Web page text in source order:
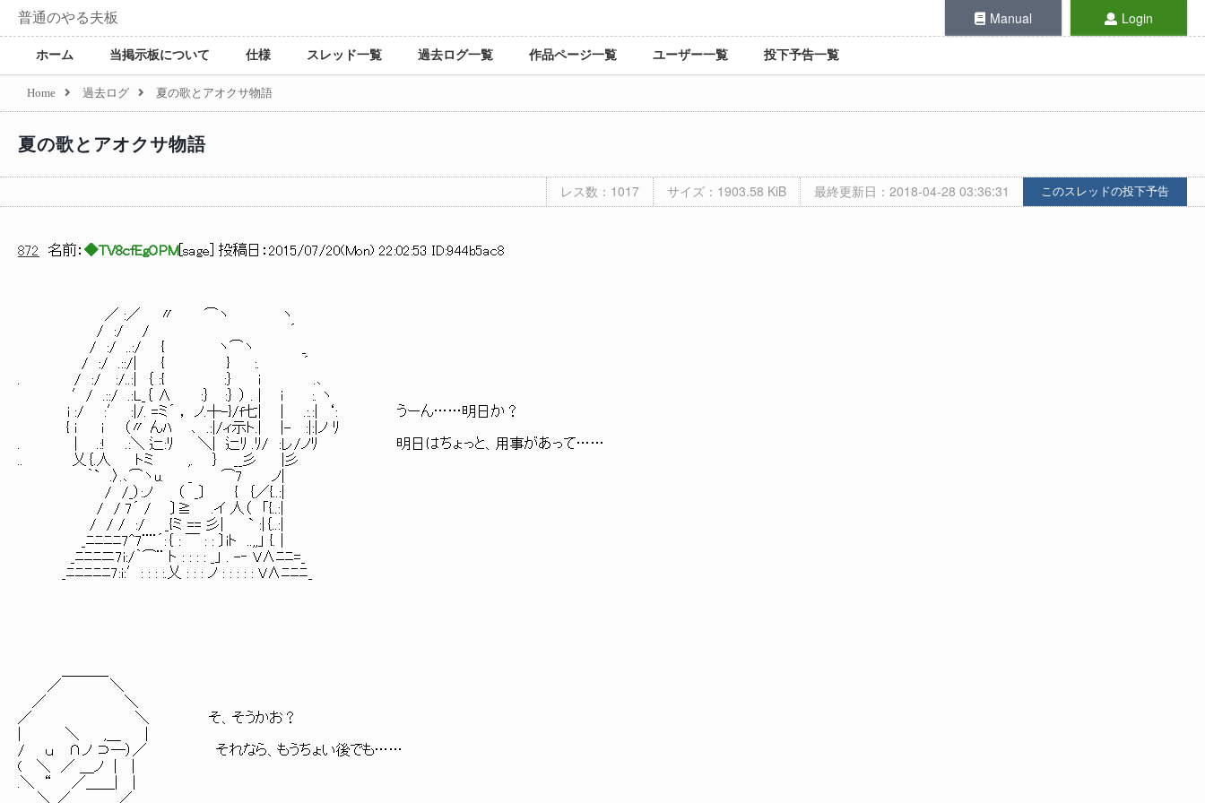
普通のやる夫板 Manual Login
ホーム 当掲示板について 仕様 スレッド一覧 過去ログ一覧 作品ページ一覧 ユーザー一覧 投下予告一覧
Home 過去ログ 夏の歌とアオクサ物語
夏の歌とアオクサ物語
レス数：1017 サイズ：1903.58 KiB 最終更新日：2018-04-28 03:36:31 このスレッドの投下予告
872 名前： ◆TV8cfEgOPM sage ] 投稿日： 2015/07/20(Mon) 22:02:53 ID:944b5ac8
／ :／ 〃 ⌒ヽ ヽ
/ :/ / ´
/ :/ ..:/ { ヽ⌒ヽ _
/ :/ .::/| { } :. ´
. / :/ :/..:| ｛ :{ :｝ i .､
′/ .::/ .:L_｛ ∧ :｝ :｝ ） . | i :. ヽ
i :/ :′ :|/. =ミ´ ， ノ.┼-}/f七| | .:.:| ‘: うーん……明日か？
{ i i （〃 んﾊ ､ .:|/ィ示ト.| |- :|:|ノ ﾘ
. | .:! .:＼ 辷:ﾘ ＼| 辷ﾘ .ﾘ/ :レ/ノﾘ 明日はちょっと、用事があって……
.. 乂｛.人 トミ ,. ｝ __彡 |彡
｀` .〉.､⌒ヽu. _ ⌒7 ノ|
/ /_）:ノ （ _〕 { ｛／{..:|
/ / 7´ / 〕≧ .イ 人（ 「{..:|
/ / / :/ _{ミ == 彡| ` :|｛..:|
_ﾆﾆﾆﾆ7^7¨¨´:｛ : ￣ : : 〕iト ..,,」 {. |
_ﾆﾆﾆニ7i:/｀⌒¨ ト : : : : _」 . -‐ V∧ﾆﾆ=_
_ﾆﾆﾆﾆﾆ7:i:′: : : :.乂 : : : ノ : : : : : V∧ﾆﾆﾆ_
／ ＼
／ ＼
／ ＼ そ、そうかお？
| ＼ ,＿ |
/ ｕ ∩ノ ⊃―）／ それなら、もうちょい後でも……
( ＼ ／ ＿ノ | |
.＼ “ ／＿＿| |
＼ ／＿＿＿ ／